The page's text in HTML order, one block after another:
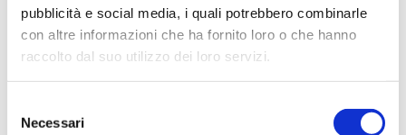
pubblicità e social media, i quali potrebbero combinarle
con altre informazioni che ha fornito loro o che hanno
raccolto dal suo utilizzo dei loro servizi.
delNecessari